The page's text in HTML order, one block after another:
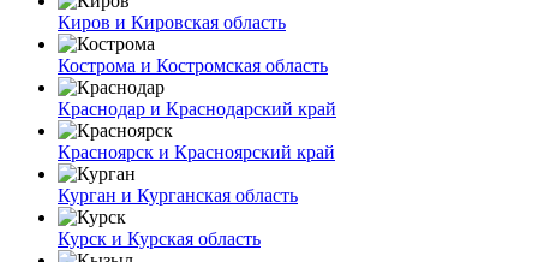
Киров и Кировская область
Кострома и Костромская область
Краснодар и Краснодарский край
Красноярск и Красноярский край
Курган и Курганская область
Курск и Курская область